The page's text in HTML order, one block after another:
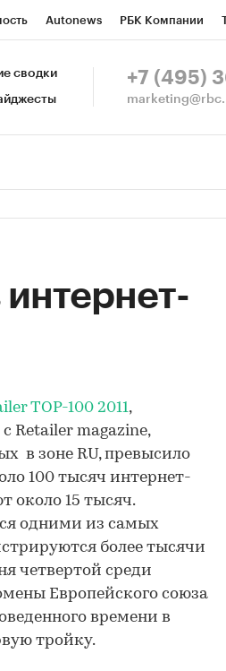
Autonews РБК Компании
СПб Конференции СПб
сводки +7 (495)
интернет-
TOP-100 2011,
Retailer magazine,
в зоне RU, превысило
100 тысяч интернет-
около 15 тысяч.
одними из самых
более тысячи
четвертой среди
Европейского союза
времени в
тройку.